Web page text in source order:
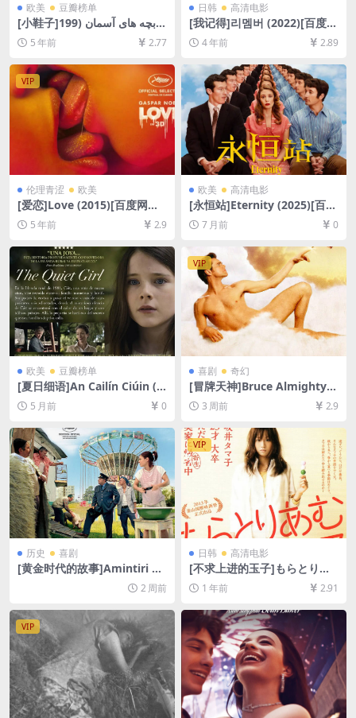
欧美 豆瓣榜单
[小鞋子]بچه های آسمان (199
7)[百度网盘+迅雷云盘资源10
80P超清未删减][MP4/5.5GB]
[原声中字]
5 年前 2.77
日韩 高清电影
[我记得]리멤버 (2022)[百度网
盘+迅雷云盘资源1080P超清
未删减][MP4/8GB][韩语中字]
4 年前 2.89
VIP
伦理青涩 欧美
[爱恋]Love (2015)[百度网盘
+夸克网盘+迅雷云盘资源1080
P超清][MP4/8.6GB][原声中
载防和谐压缩包（含解压密
码）】
5 年前 2.9
欧美 高清电影
[永恒站]Eternity (2025)[百度
网盘+夸克网盘1080P超清未
删减资源][网盘在线播放/下
7 月前 0
欧美 豆瓣榜单
[夏日细语]An Cailín Ciúin (2
022)[百度网盘+夸克网盘1080
P超清未删减资源][网盘在线播
放/下载][MP4/6.2GB][中文字
幕]
5 月前 0
VIP
喜剧 奇幻
[冒牌天神]Bruce Almighty
(2003)[百度网盘+夸克网盘10
80P超清未删减资源][网盘在
线播放/下载][MP4/6.8GB][中
英字幕]
3 周前 2.9
历史 喜剧
[黄金时代的故事]Amintiri di
n epoca de aur (2009)[百度
网盘+夸克网盘1080P超清未
删减资源][网盘在线播放/下
载][MP4/10GB][中文字幕]
2 周前
VIP
日韩 高清电影
[不求上进的玉子]もらとりあ
むタマ子 (2013)[百度网盘+夸
克网盘1080P超清未删减资源]
[网盘在线播放/下载][MP4/5G
B][中文字幕]
1 年前 2.91
VIP